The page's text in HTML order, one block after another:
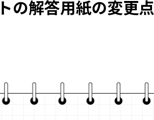
の解答用紙の変更点